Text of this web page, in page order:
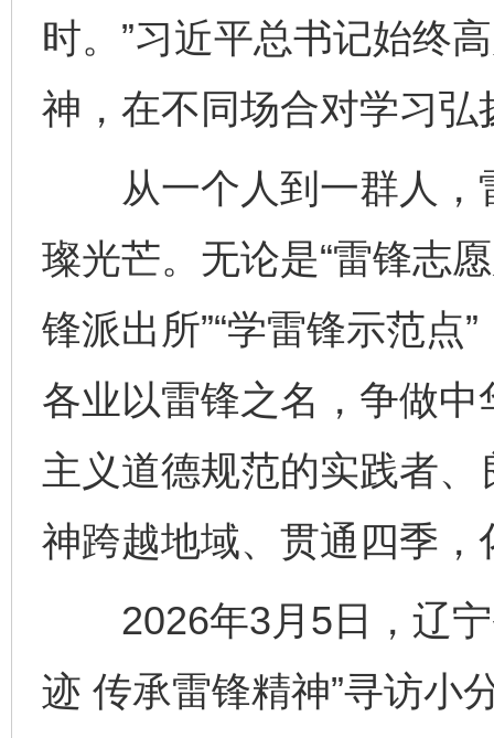
时。”习近平总书记始终
神，在不同场合对学习
从一个人到一群人，
璨光芒。无论是“雷锋志
锋派出所”“学雷锋示范点
各业以雷锋之名，争做
主义道德规范的实践者
神跨越地域、贯通四季
2026年3月5日，辽宁
迹 传承雷锋精神”寻访小